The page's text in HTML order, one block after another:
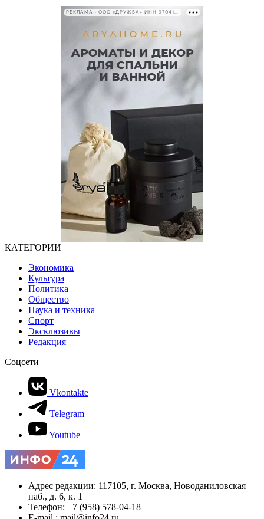
РЕКЛАМА • ООО «ДРУЖБА» ИНН 9704146411
КАТЕГОРИИ
Экономика
Культура
Политика
Общество
Наука и техника
Спорт
Эксклюзивы
Редакция
Соцсети
Vkontakte
Telegram
Youtube
Адрес редакции: 117105, г. Москва, Новоданиловская
наб., д. 6, к. 1
Телефон: +7 (958) 578-04-18